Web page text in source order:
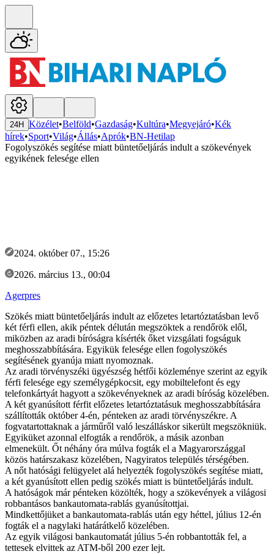
24H Közélet•Belföld•Gazdaság•Kultúra•Megyejáró•Kék
hírek•Sport•Világ•Állás•Aprók•BN-Hetilap
Fogolyszökés segítése miatt büntetőeljárás indult a szökevények
egyikének felesége ellen
2024. október 07., 15:26
2026. március 13., 00:04
Agerpres
Szökés miatt büntetőeljárás indult az előzetes letartóztatásban levő
két férfi ellen, akik péntek délután megszöktek a rendőrök elől,
miközben az aradi bíróságra kísérték őket vizsgálati fogságuk
meghosszabbítására. Egyikük felesége ellen fogolyszökés
segítésének gyanúja miatt nyomoznak.
Az aradi törvényszéki ügyészség hétfői közleménye szerint az egyik
férfi felesége egy személygépkocsit, egy mobiltelefont és egy
telefonkártyát hagyott a szökevényeknek az aradi bíróság közelében.
A két gyanúsított férfit előzetes letartóztatásuk meghosszabbítására
szállították október 4-én, pénteken az aradi törvényszékre. A
fogvatartottaknak a járműről való leszálláskor sikerült megszökniük.
Egyiküket azonnal elfogták a rendőrök, a másik azonban
elmenekült. Őt néhány óra múlva fogták el a Magyarországgal
közös határszakasz közelében, Nagyiratos település térségében.
A nőt hatósági felügyelet alá helyezték fogolyszökés segítése miatt,
a két gyanúsított ellen pedig szökés miatt is büntetőeljárás indult.
A hatóságok már pénteken közölték, hogy a szökevények a világosi
robbantásos bankautomata-rablás gyanúsítottjai.
Mindkettőjüket a bankautomata-rablás után egy héttel, július 12-én
fogták el a nagylaki határátkelő közelében.
Az egyik világosi bankautomatát július 5-én robbantották fel, a
tettesek elvittek az ATM-ből 200 ezer lejt.